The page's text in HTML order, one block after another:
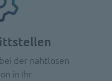
der nahtlosen
in Ihr